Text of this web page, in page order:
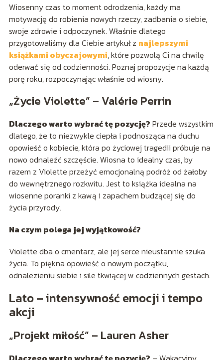
Wiosenny czas to moment odrodzenia, każdy ma
motywację do robienia nowych rzeczy, zadbania o siebie,
swoje zdrowie i odpoczynek. Właśnie dlatego
przygotowaliśmy dla Ciebie artykuł z najlepszymi
książkami obyczajowymi, które pozwolą Ci na chwilę
oderwać się od codzienności. Poznaj propozycje na każdą
porę roku, rozpoczynając właśnie od wiosny.
„Życie Violette” – Valérie Perrin
Dlaczego warto wybrać tę pozycję? Przede wszystkim
dlatego, że to niezwykle ciepła i podnosząca na duchu
opowieść o kobiecie, która po życiowej tragedii próbuje na
nowo odnaleźć szczęście. Wiosna to idealny czas, by
razem z Violette przeżyć emocjonalną podróż od żałoby
do wewnętrznego rozkwitu. Jest to książka idealna na
wiosenne poranki z kawą i zapachem budzącej się do
życia przyrody.
Na czym polega jej wyjątkowość?
Violette dba o cmentarz, ale jej serce nieustannie szuka
życia. To piękna opowieść o nowym początku,
odnalezieniu siebie i sile tkwiącej w codziennych gestach.
Lato – intensywność emocji i tempo
akcji
„Projekt miłość” – Lauren Asher